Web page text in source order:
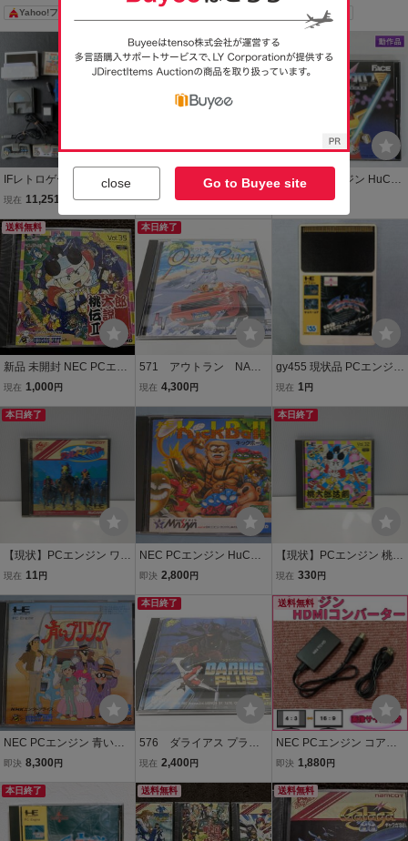
OSS ソフトのみ
Yahoo!フリマ CROSS OSS ソフトのみ
Yahoo!フリマ
IFレトロゲームNECコア
グラフィックスPCエンジ
ンCORE GRAFX本体コン
トローラー大量マルチタ
ップまとめてメモリーベ
ースHuCARDドッジボー
現在 11,251
NEC PCエンジン 炎の
闘球児ドッジ弾平 HuCAR
D
即決 3,300円
[人気] PCエンジン HuCA
RD サイバークロス☆ | ゲ
ーム R mY800x
現在 2,200円
送料無料
新品 未開封 NEC PCエン
ジン HuCARD HUDSON
C Engine
現在 1,000 円
本日終了
571 アウトラン NAPH
1016 NECアベニュー
フト
現在 4,300 円
gy455 現状品 PCエンジン
HuCARD 「サイバーコ
現在 1円
本日終了
【現状】PCエンジン ワー
ルドジョッキー ナムコ H
現在 11 円
NEC PCエンジン HuCAR
D キックボール Kick B
即決 2,800 円
本日終了
【現状】PCエンジン 桃太
郎活劇 HuCARD NEC ハ
現在 330 円
NEC PCエンジン 青いブ
リンク HuCARD
即決 8,300 円
本日終了
576 ダライアス プラ
ス NAPH-1009 NECア
uCARD ソフト
現在 2,400 円
送料無料
NEC PCエンジン コアグ
ラフィックス DUO 用 HD
画像サイズ切替 AVケーブ
ル代用可 PC Engine
即決 1,880 円
本日終了 送料無料 送料無料
close Go to Buyee site